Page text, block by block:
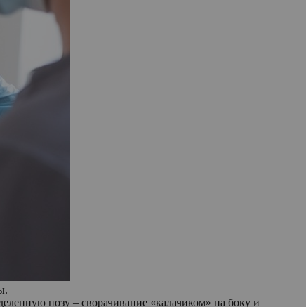
позу – сворачивание «калачиком» на боку и